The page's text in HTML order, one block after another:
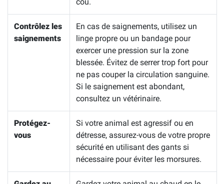
Contrôlez les
saignements
En cas de saignements, utilisez un
linge propre ou un bandage pour
exercer une pression sur la zone
blessée. Évitez de serrer trop fort pour
ne pas couper la circulation sanguine.
Si le saignement est abondant,
consultez un vétérinaire.
Protégez-
vous
Si votre animal est agressif ou en
détresse, assurez-vous de votre propre
sécurité en utilisant des gants si
nécessaire pour éviter les morsures.